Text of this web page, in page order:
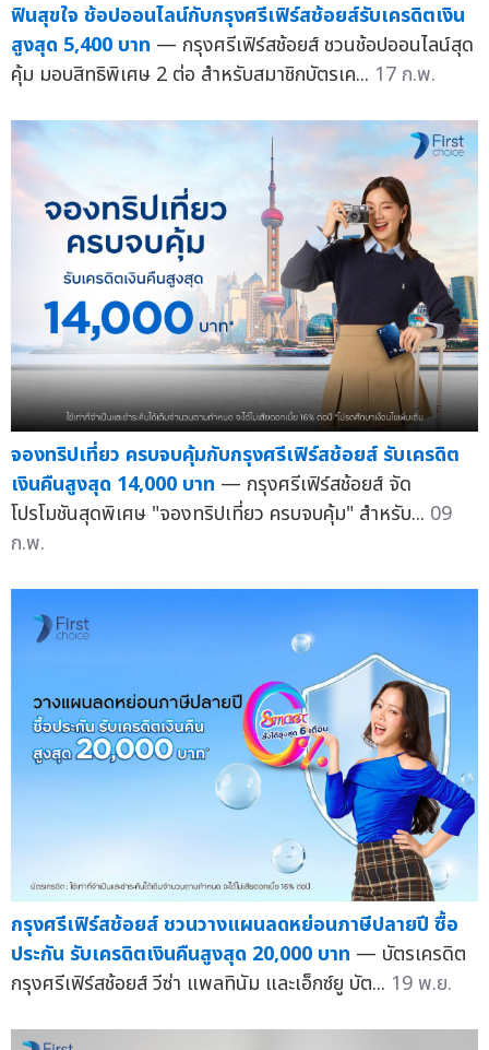
ฟินสุขใจ ช้อปออนไลน์กับกรุงศรีเฟิร์สช้อยส์รับเครดิตเงิน
สูงสุด 5,400 บาท — กรุงศรีเฟิร์สช้อยส์ ชวนช้อปออนไลน์สุด
คุ้ม มอบสิทธิพิเศษ 2 ต่อ สำหรับสมาชิกบัตรเค... 17 ก.พ.
จองทริปเที่ยว ครบจบคุ้มกับกรุงศรีเฟิร์สช้อยส์ รับเครดิต
เงินคืนสูงสุด 14,000 บาท — กรุงศรีเฟิร์สช้อยส์ จัด
โปรโมชันสุดพิเศษ "จองทริปเที่ยว ครบจบคุ้ม" สำหรับ... 09
ก.พ.
กรุงศรีเฟิร์สช้อยส์ ชวนวางแผนลดหย่อนภาษีปลายปี ซื้อ
ประกัน รับเครดิตเงินคืนสูงสุด 20,000 บาท — บัตรเครดิต
กรุงศรีเฟิร์สช้อยส์ วีซ่า แพลทินัม และเอ็กซ์ยู บัต... 19 พ.ย.